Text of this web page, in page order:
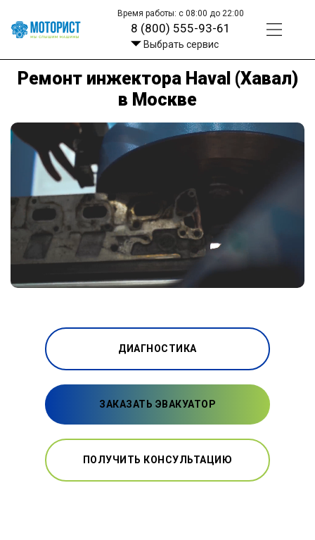
Время работы: с 08:00 до 22:00
8 (800) 555-93-61
Выбрать сервис
Ремонт инжектора Haval (Хавал)
в Москве
ДИАГНОСТИКА
ЗАКАЗАТЬ ЭВАКУАТОР
ПОЛУЧИТЬ КОНСУЛЬТАЦИЮ